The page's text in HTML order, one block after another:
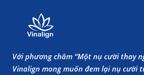
Với phương châm “Một nụ cười thay
Vinalign mong muốn đem lại nụ cười